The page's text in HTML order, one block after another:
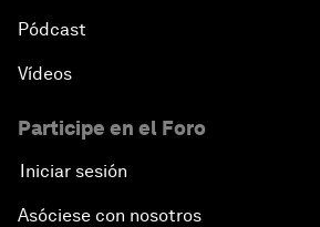
Pódcast
Vídeos
Participe en el Foro
Iniciar sesión
Asóciese con nosotros